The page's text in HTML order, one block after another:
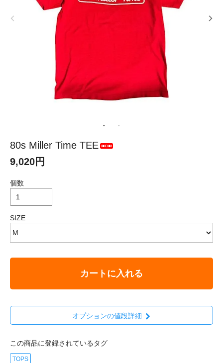
80s Miller Time TEE
9,020円
個数
SIZE
カートに入れる
オプションの値段詳細
この商品に登録されているタグ
TOPS